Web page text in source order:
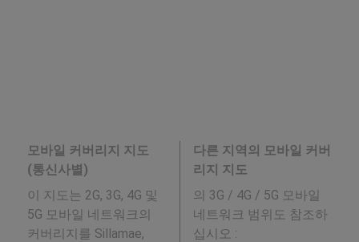
모바일 커버리지 지도
(통신사별)
이 지도는 2G, 3G, 4G 및
5G 모바일 네트워크의
커버리지를 Sillamae,
다른 지역의 모바일 커버
리지 지도
의 3G / 4G / 5G 모바일
네트워크 범위도 참조하
십시오 :